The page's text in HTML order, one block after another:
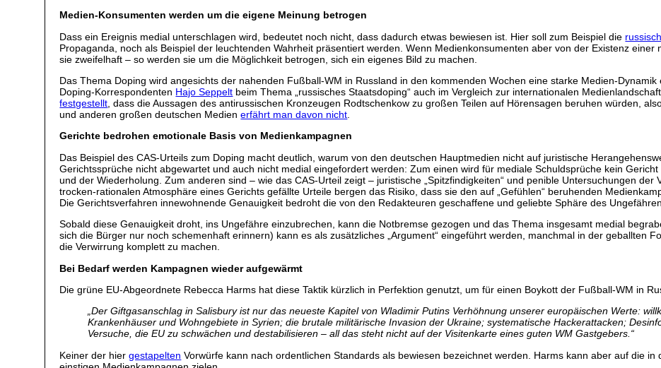
Medien-Konsumenten werden um die eigene Meinung betrogen
Dass ein Ereignis medial unterschlagen wird, bedeutet noch nicht, dass dadurch etwas bewiesen ist. Hier soll zum Beispiel die
Propaganda, noch als Beispiel der leuchtenden Wahrheit präsentiert werden. Wenn Medienkonsumenten aber von der Existenz
sie zweifelhaft – so werden sie um die Möglichkeit betrogen, sich ein eigenes Bild zu machen.
Das Thema Doping wird angesichts der nahenden Fußball-WM in Russland in den kommenden Wochen eine starke Medien-
Doping-Korrespondenten Hajo Seppelt beim Thema „russisches Staatsdoping“ auch im Vergleich zur internationalen
festgestellt , dass die Aussagen des antirussischen Kronzeugen Rodtschenkow zu großen Teilen auf Hörensagen beruhen würden,
und anderen großen deutschen Medienerfährt man davon nicht
Gerichte bedrohen emotionale Basis von Medienkampagnen
Das Beispiel des CAS-Urteils zum Doping macht deutlich, warum von den deutschen Hauptmedien nicht auf juristische
Gerichtssprüche nicht abgewartet und auch nicht medial eingefordert werden: Zum einen wird für mediale Schuldsprüche kein
und der Wiederholung. Zum anderen sind – wie das CAS-Urteil zeigt – juristische „Spitzfindigkeiten“ und penible Untersuchungen
trocken-rationalen Atmosphäre eines Gerichts gefällte Urteile bergen das Risiko, dass sie den auf „Gefühlen“ beruhenden
Die Gerichtsverfahren innewohnende Genauigkeit bedroht die von den Redakteuren geschaffene und geliebte Sphäre des Ungefähren.
Sobald diese Genauigkeit droht, ins Ungefähre einzubrechen, kann die Notbremse gezogen und das Thema insgesamt medial
sich die Bürger nur noch schemenhaft erinnern) kann es als zusätzliches „Argument“ eingeführt werden, manchmal in der geballten
die Verwirrung komplett zu machen.
Bei Bedarf werden Kampagnen wieder aufgewärmt
Die grüne EU-Abgeordnete Rebecca Harms hat diese Taktik kürzlich in Perfektion genutzt, um für einen Boykott der Fußball-WM in
„Der Giftgasanschlag in Salisbury ist nur das neueste Kapitel von Wladimir Putins Verhöhnung unserer europäischen Werte:
Krankenhäuser und Wohngebiete in Syrien; die brutale militärische Invasion der Ukraine; systematische Hackerattacken;
Versuche, die EU zu schwächen und destabilisieren – all das steht nicht auf der Visitenkarte eines guten WM Gastgebers.“
Keiner der hiergestapelten Vorwürfe kann nach ordentlichen Standards als bewiesen bezeichnet werden. Harms kann aber auf die